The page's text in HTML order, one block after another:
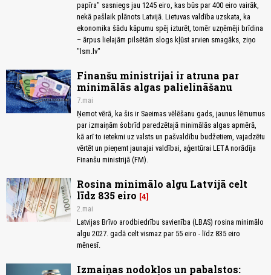
papīra" sasniegs jau 1245 eiro, kas būs par 400 eiro vairāk,
nekā pašlaik plānots Latvijā. Lietuvas valdība uzskata, ka
ekonomika šādu kāpumu spēj izturēt, tomēr uzņēmēji brīdina
– ārpus lielajām pilsētām slogs kļūst arvien smagāks, ziņo
"lsm.lv"
Finanšu ministrijai ir atruna par
minimālās algas palielināšanu
7.mai
Ņemot vērā, ka šis ir Saeimas vēlēšanu gads, jaunus lēmumus
par izmaiņām šobrīd paredzētajā minimālās algas apmērā,
kā arī to ietekmi uz valsts un pašvaldību budžetiem, vajadzētu
vērtēt un pieņemt jaunajai valdībai, aģentūrai LETA norādīja
Finanšu ministrijā (FM).
Rosina minimālo algu Latvijā celt
līdz 835 eiro 4
2.mai
Latvijas Brīvo arodbiedrību savienība (LBAS) rosina minimālo
algu 2027. gadā celt vismaz par 55 eiro - līdz 835 eiro
mēnesī.
Izmaiņas nodokļos un pabalstos: